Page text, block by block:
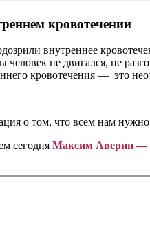
кровотечении
внутреннее
человек не двигался, не
кровотечения — это
о том, что всем нам
сегодня Максим Аверин —